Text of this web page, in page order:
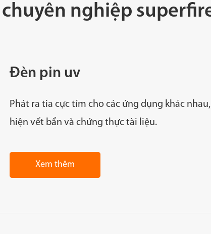
nghiệp
Đèn pin uv
Phát ra tia cực tím cho các ứng dụng khác
hiện vết bẩn và chứng thực tài liệu.
Xem thêm